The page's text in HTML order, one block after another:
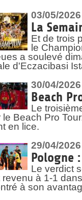
03/05/2026
La
Et de trois
le
a soulevé
d'Eczacibasi
30/04/2026
Beach
Le
le Beach Pro
en lice.
29/04/2026
Pologne
Le verdict
revenu à 1-1
à son